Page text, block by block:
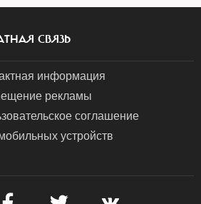
СВЯЗЬ
информация
рекламы
соглашение
устройств